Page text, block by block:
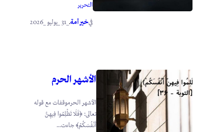
التحرير
فيخير أمة.
الأشهر الحرم
الأشهر الحرموقفات مع قوله
تعالى: ﴿فَلَا تَظْلِمُوا فِيهِنَّ
أَنْفُسَكُمْ﴾ جاءت...